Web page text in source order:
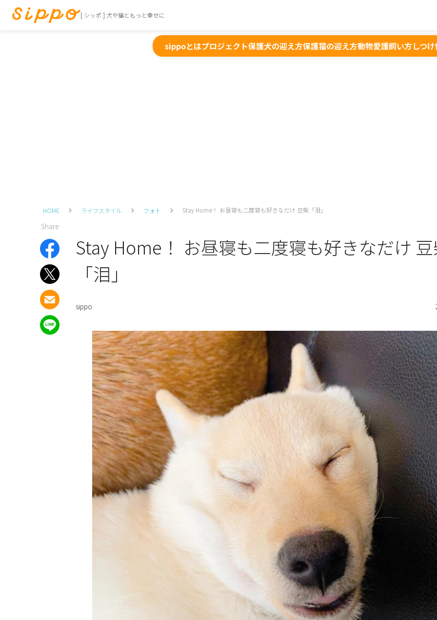
[ シッポ ] 犬や猫ともっと幸せに
sippoとはプロジェクト保護犬の迎え方保護猫の迎え方動物愛護飼い方しつけ
HOME ライフスタイル フォト Stay Home！ お昼寝も二度寝も好きなだけ 豆柴「泪」
Share
Stay Home！ お昼寝も二度寝も好きなだけ
「泪」
sippo